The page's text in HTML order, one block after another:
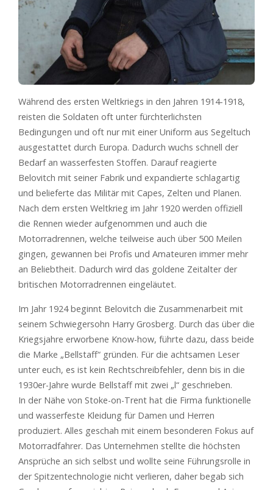
Während des ersten Weltkriegs in den Jahren 1914-1918,
reisten die Soldaten oft unter fürchterlichsten
Bedingungen und oft nur mit einer Uniform aus Segeltuch
ausgestattet durch Europa. Dadurch wuchs schnell der
Bedarf an wasserfesten Stoffen. Darauf reagierte
Belovitch mit seiner Fabrik und expandierte schlagartig
und belieferte das Militär mit Capes, Zelten und Planen.
Nach dem ersten Weltkrieg im Jahr 1920 werden offiziell
die Rennen wieder aufgenommen und auch die
Motorradrennen, welche teilweise auch über 500 Meilen
gingen, gewannen bei Profis und Amateuren immer mehr
an Beliebtheit. Dadurch wird das goldene Zeitalter der
britischen Motorradrennen eingeläutet.
Im Jahr 1924 beginnt Belovitch die Zusammenarbeit mit
seinem Schwiegersohn Harry Grosberg. Durch das über die
Kriegsjahre erworbene Know-how, führte dazu, dass beide
die Marke „Bellstaff“ gründen. Für die achtsamen Leser
unter euch, es ist kein Rechtschreibfehler, denn bis in die
1930er-Jahre wurde Bellstaff mit zwei „l“ geschrieben.
In der Nähe von Stoke-on-Trent hat die Firma funktionelle
und wasserfeste Kleidung für Damen und Herren
produziert. Alles geschah mit einem besonderen Fokus auf
Motorradfahrer. Das Unternehmen stellte die höchsten
Ansprüche an sich selbst und wollte seine Führungsrolle in
der Spitzentechnologie nicht verlieren, daher begab sich